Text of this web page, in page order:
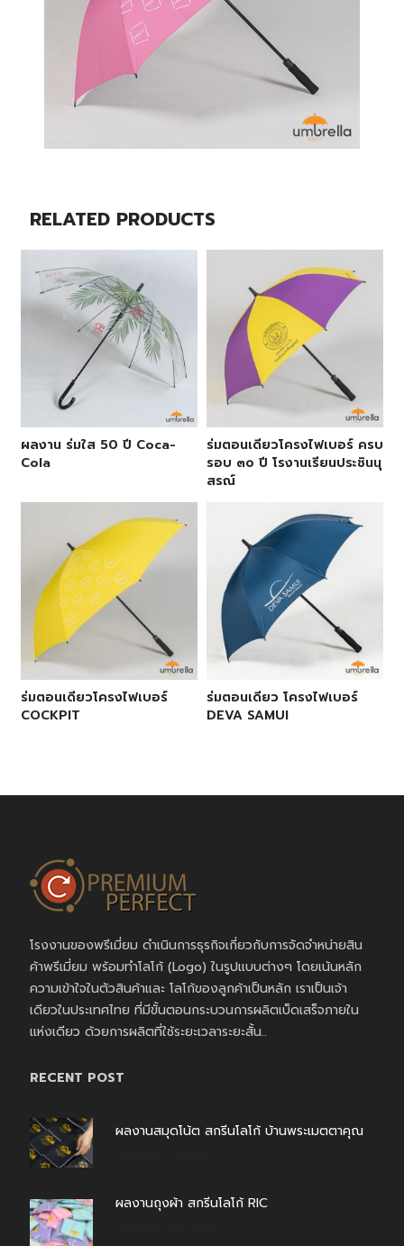
RELATED PRODUCTS
ผลงาน ร่มใส 50 ปี Coca-
Cola
ร่มตอนเดียวโครงไฟเบอร์ ครบ
รอบ ๓๐ ปี โรงานเรียนประชินนุ
สรณ์
ร่มตอนเดียวโครงไฟเบอร์
COCKPIT
ร่มตอนเดียว โครงไฟเบอร์
DEVA SAMUI
โรงงานของพรีเมี่ยม ดำเนินการธุรกิจเกี่ยวกับการจัดจำหน่ายสิน
ค้าพรีเมี่ยม พร้อมทำโลโก้ (Logo) ในรูปแบบต่างๆ โดยเน้นหลัก
ความเข้าใจในตัวสินค้าและ โลโก้ของลูกค้าเป็นหลัก เราเป็นเจ้า
เดียวในประเทศไทย ที่มีขั้นตอนกระบวนการผลิตเบ็ดเสร็จภายใน
แห่งเดียว ด้วยการผลิตที่ใช้ระยะเวลาระยะสั้น..
RECENT POST
ผลงานสมุดโน้ต สกรีนโลโก้ บ้านพระเมตตาคุณ
ผลงานถุงผ้า สกรีนโลโก้ RIC